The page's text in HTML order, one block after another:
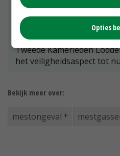
vloeren een groter risico
andersoortige vloeren.
Brandveilige Veestallen
en veiligheid elkaar soms
Tweede Kamerleden
het veiligheidsaspect tot
Bekijk meer over:
mestongeval
Opties